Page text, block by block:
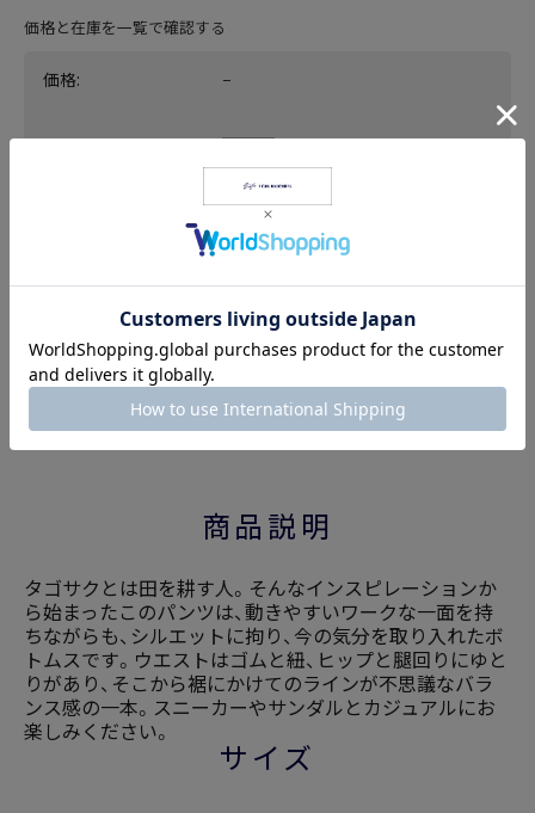
価格と在庫を一覧で確認する
価格: −
返品についての詳細はこちら
商品説明
タゴサクとは田を耕す人。そんなインスピレーションか
ら始まったこのパンツは、動きやすいワークな一面を持
ちながらも、シルエットに拘り、今の気分を取り入れたボ
トムスです。ウエストはゴムと紐、ヒップと腿回りにゆと
りがあり、そこから裾にかけてのラインが不思議なバラ
ンス感の一本。スニーカーやサンダルとカジュアルにお
楽しみください。
サイズ